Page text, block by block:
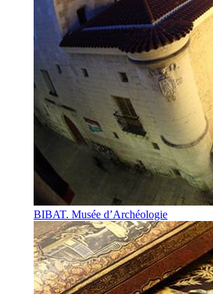
BIBAT. Musée d’Archéologie